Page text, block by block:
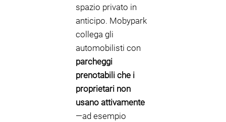
spazio privato in
anticipo. Mobypark
collega gli
automobilisti con
parcheggi
prenotabili che i
proprietari non
usano attivamente
—ad esempio